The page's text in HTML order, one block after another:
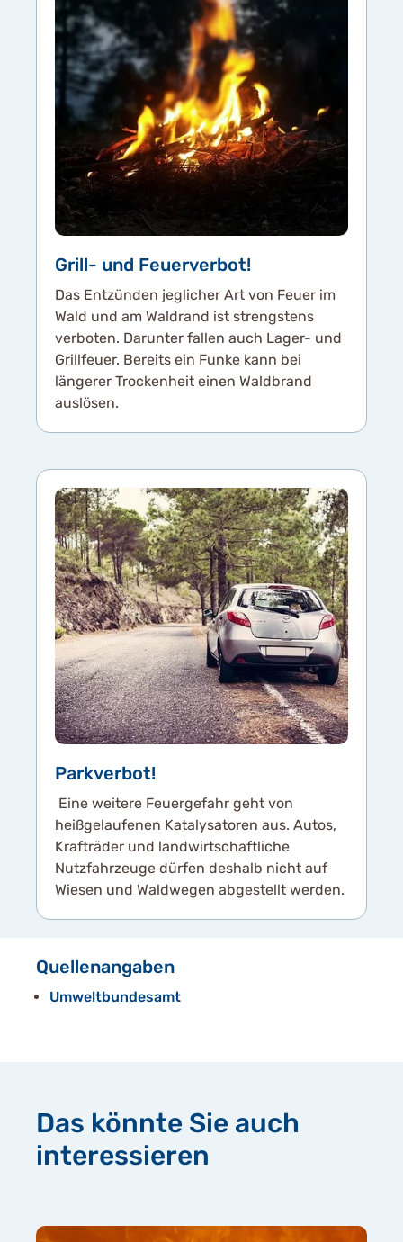
Grill- und Feuerverbot!
Das Entzünden jeglicher Art von Feuer im
Wald und am Waldrand ist strengstens
verboten. Darunter fallen auch Lager- und
Grillfeuer. Bereits ein Funke kann bei
längerer Trockenheit einen Waldbrand
auslösen.
Parkverbot!
Eine weitere Feuergefahr geht von
heißgelaufenen Katalysatoren aus. Autos,
Krafträder und landwirtschaftliche
Nutzfahrzeuge dürfen deshalb nicht auf
Wiesen und Waldwegen abgestellt werden.
Quellenangaben
Umweltbundesamt
Das könnte Sie auch
interessieren